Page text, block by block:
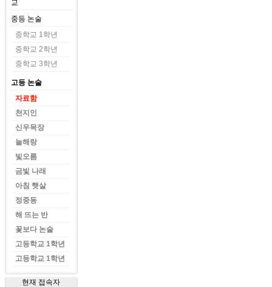
교
중등 논술
중학교 1학년
중학교 2학년
중학교 3학년
고등 논술
자료함
천지인
신우목장
늘해랑
빛오름
금빛 나래
아침 햇살
정중동
해 뜨는 반
꽃보다 논술
고등학교 1학년
고등학교 1학년
현재 접속자